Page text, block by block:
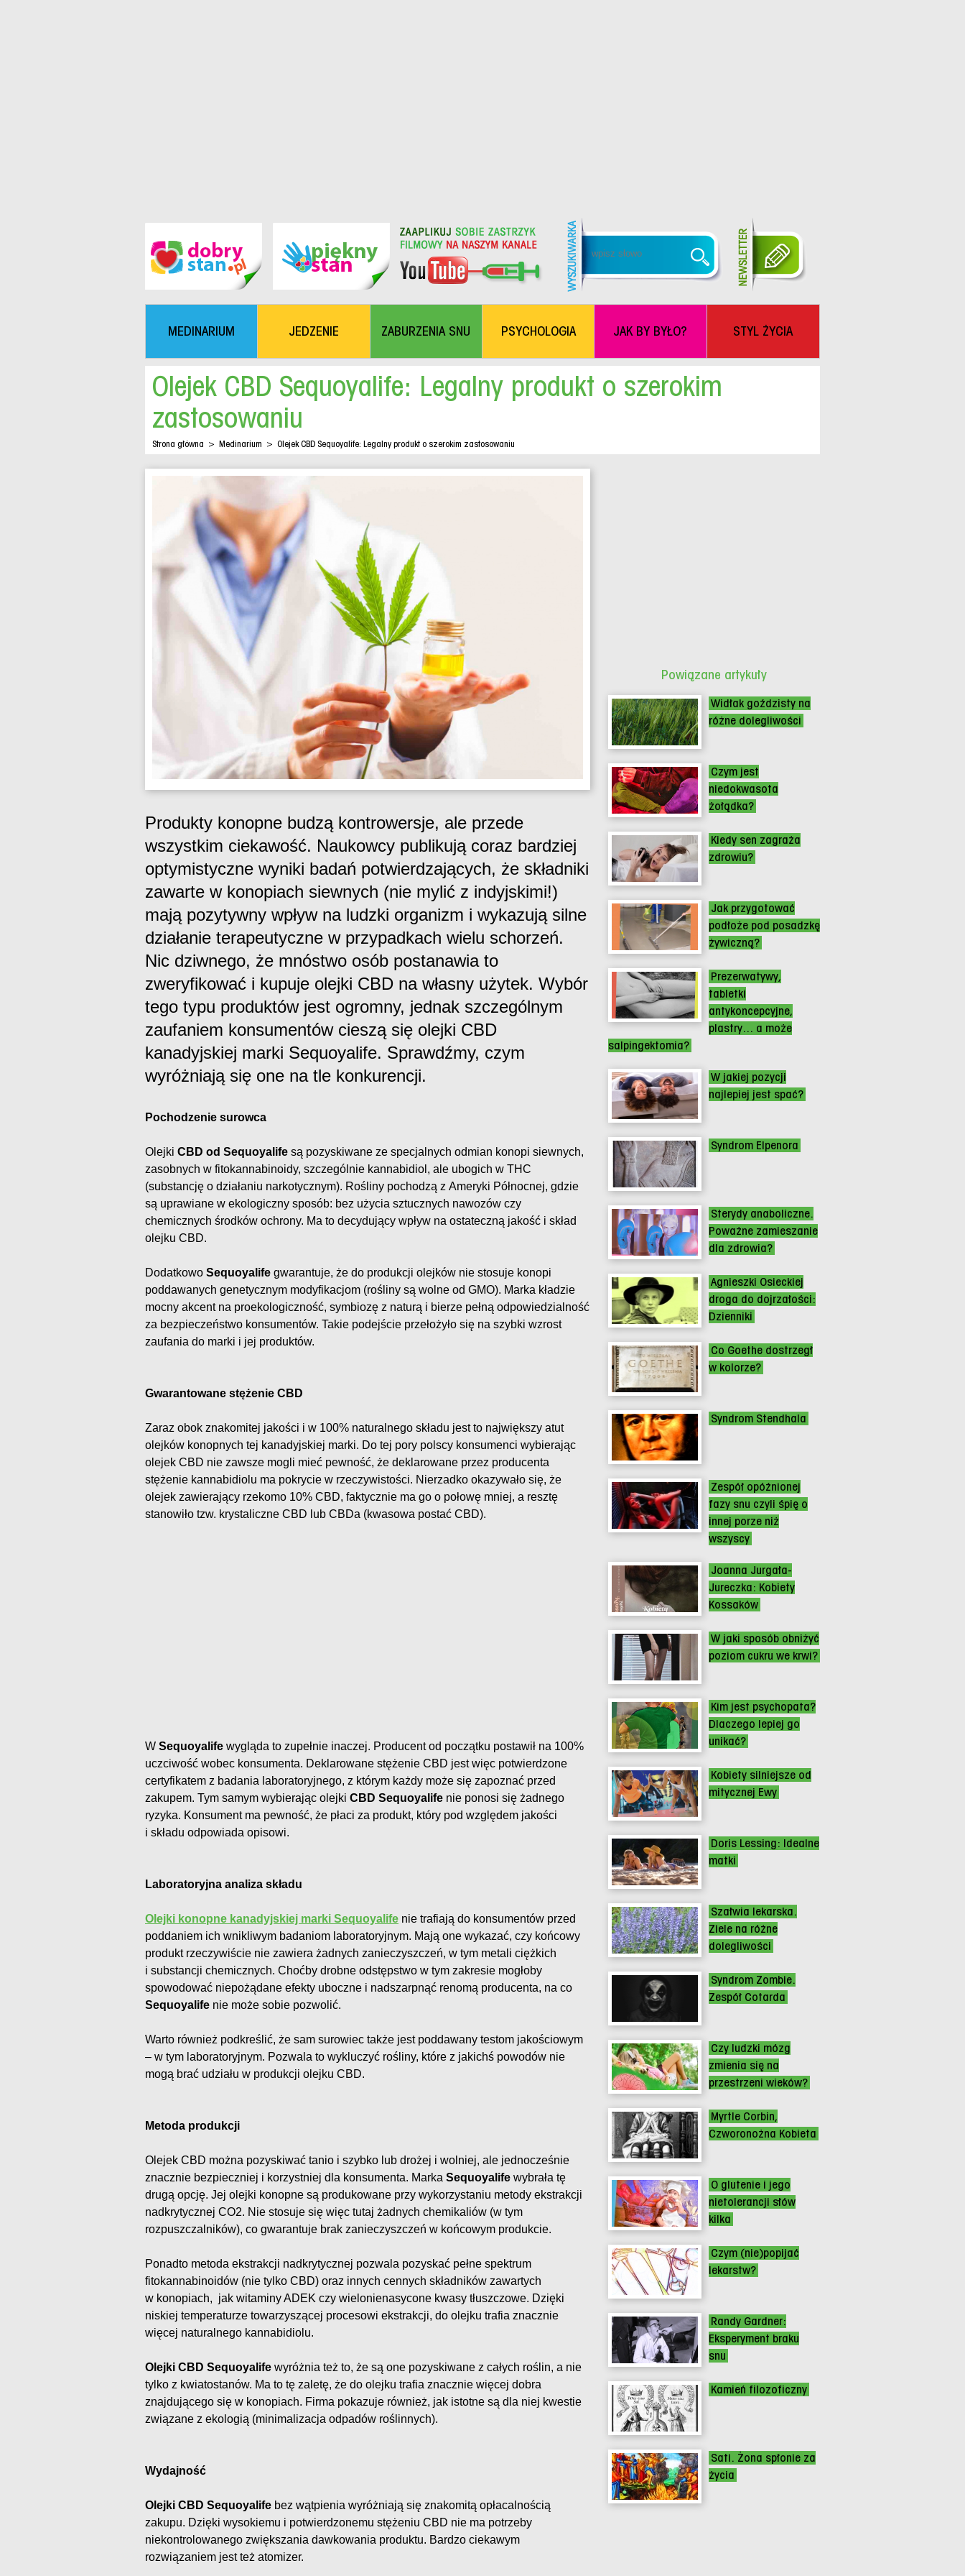
MEDINARIUM JEDZENIE ZABURZENIA SNU PSYCHOLOGIA JAK BY BYŁO? STYL ŻYCIA
Olejek CBD Sequoyalife: Legalny produkt o szerokim
zastosowaniu
Strona główna > Medinarium > Olejek CBD Sequoyalife: Legalny produkt o szerokim zastosowaniu
Produkty konopne budzą kontrowersje, ale przede
wszystkim ciekawość. Naukowcy publikują coraz bardziej
optymistyczne wyniki badań potwierdzających, że składniki
zawarte w konopiach siewnych (nie mylić z indyjskimi!)
mają pozytywny wpływ na ludzki organizm i wykazują silne
działanie terapeutyczne w przypadkach wielu schorzeń.
Nic dziwnego, że mnóstwo osób postanawia to
zweryfikować i kupuje olejki CBD na własny użytek. Wybór
tego typu produktów jest ogromny, jednak szczególnym
zaufaniem konsumentów cieszą się olejki CBD
kanadyjskiej marki Sequoyalife. Sprawdźmy, czym
wyróżniają się one na tle konkurencji.
Pochodzenie surowca
Olejki CBD od Sequoyalife są pozyskiwane ze specjalnych odmian konopi siewnych,
zasobnych w fitokannabinoidy, szczególnie kannabidiol, ale ubogich w THC
(substancję o działaniu narkotycznym). Rośliny pochodzą z Ameryki Północnej, gdzie
są uprawiane w ekologiczny sposób: bez użycia sztucznych nawozów czy
chemicznych środków ochrony. Ma to decydujący wpływ na ostateczną jakość i skład
olejku CBD.
Dodatkowo Sequoyalife gwarantuje, że do produkcji olejków nie stosuje konopi
poddawanych genetycznym modyfikacjom (rośliny są wolne od GMO). Marka kładzie
mocny akcent na proekologiczność, symbiozę z naturą i bierze pełną odpowiedzialność
za bezpieczeństwo konsumentów. Takie podejście przełożyło się na szybki wzrost
zaufania do marki i jej produktów.
Gwarantowane stężenie CBD
Zaraz obok znakomitej jakości i w 100% naturalnego składu jest to największy atut
olejków konopnych tej kanadyjskiej marki. Do tej pory polscy konsumenci wybierając
olejek CBD nie zawsze mogli mieć pewność, że deklarowane przez producenta
stężenie kannabidiolu ma pokrycie w rzeczywistości. Nierzadko okazywało się, że
olejek zawierający rzekomo 10% CBD, faktycznie ma go o połowę mniej, a resztę
stanowiło tzw. krystaliczne CBD lub CBDa (kwasowa postać CBD).
W Sequoyalife wygląda to zupełnie inaczej. Producent od początku postawił na 100%
uczciwość wobec konsumenta. Deklarowane stężenie CBD jest więc potwierdzone
certyfikatem z badania laboratoryjnego, z którym każdy może się zapoznać przed
zakupem. Tym samym wybierając olejki CBD Sequoyalife nie ponosi się żadnego
ryzyka. Konsument ma pewność, że płaci za produkt, który pod względem jakości
i składu odpowiada opisowi.
Laboratoryjna analiza składu
Olejki konopne kanadyjskiej marki Sequoyalife nie trafiają do konsumentów przed
poddaniem ich wnikliwym badaniom laboratoryjnym. Mają one wykazać, czy końcowy
produkt rzeczywiście nie zawiera żadnych zanieczyszczeń, w tym metali ciężkich
i substancji chemicznych. Choćby drobne odstępstwo w tym zakresie mogłoby
spowodować niepożądane efekty uboczne i nadszarpnąć renomą producenta, na co
Sequoyalife nie może sobie pozwolić.
Warto również podkreślić, że sam surowiec także jest poddawany testom jakościowym
– w tym laboratoryjnym. Pozwala to wykluczyć rośliny, które z jakichś powodów nie
mogą brać udziału w produkcji olejku CBD.
Metoda produkcji
Olejek CBD można pozyskiwać tanio i szybko lub drożej i wolniej, ale jednocześnie
znacznie bezpieczniej i korzystniej dla konsumenta. Marka Sequoyalife wybrała tę
drugą opcję. Jej olejki konopne są produkowane przy wykorzystaniu metody ekstrakcji
nadkrytycznej CO2. Nie stosuje się więc tutaj żadnych chemikaliów (w tym
rozpuszczalników), co gwarantuje brak zanieczyszczeń w końcowym produkcie.
Ponadto metoda ekstrakcji nadkrytycznej pozwala pozyskać pełne spektrum
fitokannabinoidów (nie tylko CBD) oraz innych cennych składników zawartych
w konopiach, jak witaminy ADEK czy wielonienasycone kwasy tłuszczowe. Dzięki
niskiej temperaturze towarzyszącej procesowi ekstrakcji, do olejku trafia znacznie
więcej naturalnego kannabidiolu.
Olejki CBD Sequoyalife wyróżnia też to, że są one pozyskiwane z całych roślin, a nie
tylko z kwiatostanów. Ma to tę zaletę, że do olejku trafia znacznie więcej dobra
znajdującego się w konopiach. Firma pokazuje również, jak istotne są dla niej kwestie
związane z ekologią (minimalizacja odpadów roślinnych).
Wydajność
Olejki CBD Sequoyalife bez wątpienia wyróżniają się znakomitą opłacalnością
zakupu. Dzięki wysokiemu i potwierdzonemu stężeniu CBD nie ma potrzeby
niekontrolowanego zwiększania dawkowania produktu. Bardzo ciekawym
rozwiązaniem jest też atomizer.
Powiązane artykuły
Widłak goździsty na
różne dolegliwości
Czym jest
niedokwasota
żołądka?
Kiedy sen zagraża
zdrowiu?
Jak przygotować
podłoże pod posadzkę
żywiczną?
Prezerwatywy,
tabletki
antykoncepcyjne,
plastry... a może
salpingektomia?
W jakiej pozycji
najlepiej jest spać?
Syndrom Elpenora
Sterydy anaboliczne.
Poważne zamieszanie
dla zdrowia?
Agnieszki Osieckiej
droga do dojrzałości:
Dzienniki
Co Goethe dostrzegł
w kolorze?
Syndrom Stendhala
Zespół opóźnionej
fazy snu czyli śpię o
innej porze niż
wszyscy
Joanna Jurgała-
Jureczka: Kobiety
Kossaków
W jaki sposób obniżyć
poziom cukru we krwi?
Kim jest psychopata?
Dlaczego lepiej go
unikać?
Kobiety silniejsze od
mitycznej Ewy
Doris Lessing: Idealne
matki
Szałwia lekarska.
Ziele na różne
dolegliwości
Syndrom Zombie.
Zespół Cotarda
Czy ludzki mózg
zmienia się na
przestrzeni wieków?
Myrtle Corbin,
Czworonożna Kobieta
O glutenie i jego
nietolerancji słów
kilka
Czym (nie)popijać
lekarstw?
Randy Gardner:
Eksperyment braku
snu
Kamień filozoficzny
Sati. Żona spłonie za
życia